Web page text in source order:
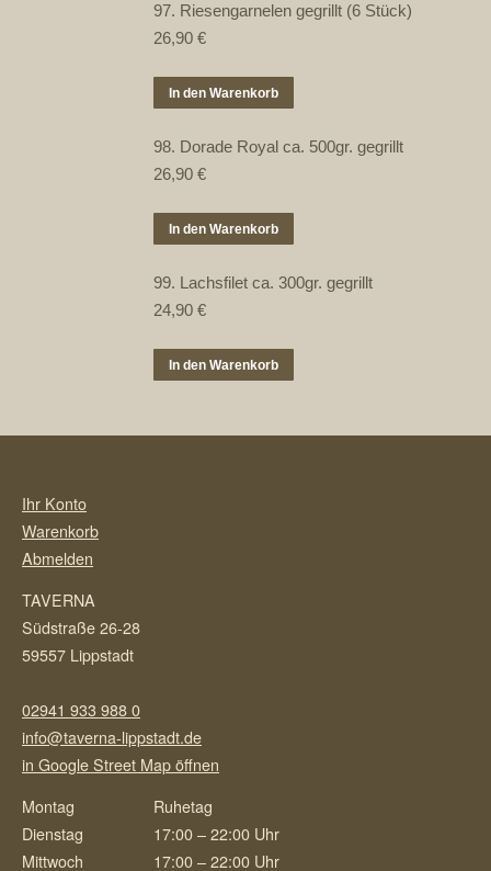
97. Riesengarnelen gegrillt (6 Stück)
26,90 €
In den Warenkorb
98. Dorade Royal ca. 500gr. gegrillt
26,90 €
In den Warenkorb
99. Lachsfilet ca. 300gr. gegrillt
24,90 €
In den Warenkorb
Ihr Konto
Warenkorb
Abmelden
TAVERNA
Südstraße 26-28
59557 Lippstadt
02941 933 988 0
info@taverna-lippstadt.de
in Google Street Map öffnen
Montag
Ruhetag
Dienstag
17:00 – 22:00 Uhr
Mittwoch
17:00 – 22:00 Uhr